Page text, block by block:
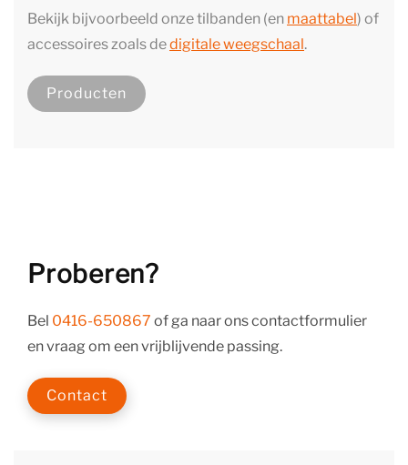
Bekijk bijvoorbeeld onze tilbanden (en maattabel) of
accessoires zoals dedigitale weegschaal.
Producten
Proberen?
Bel 0416-650867 of ga naar ons contactformulier
en vraag om een vrijblijvende passing.
Contact